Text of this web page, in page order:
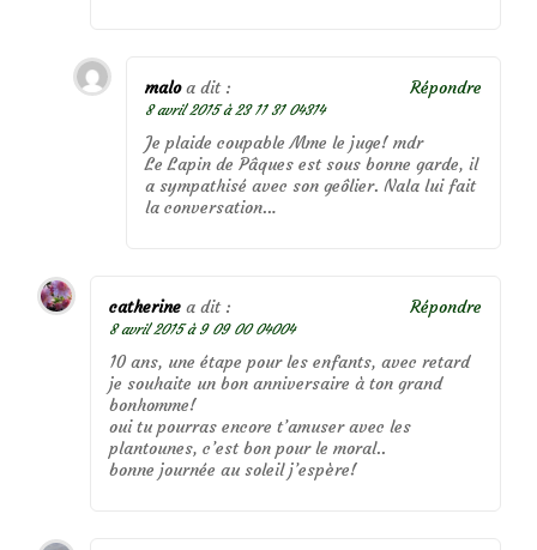
malo a dit :
8 avril 2015 à 23 11 31 04314
Je plaide coupable Mme le juge! mdr
Le Lapin de Pâques est sous bonne garde, il
a sympathisé avec son geôlier. Nala lui fait
la conversation…
Répondre
catherine a dit :
8 avril 2015 à 9 09 00 04004
10 ans, une étape pour les enfants, avec retard
je souhaite un bon anniversaire à ton grand
bonhomme!
oui tu pourras encore t’amuser avec les
plantounes, c’est bon pour le moral..
bonne journée au soleil j’espère!
Répondre